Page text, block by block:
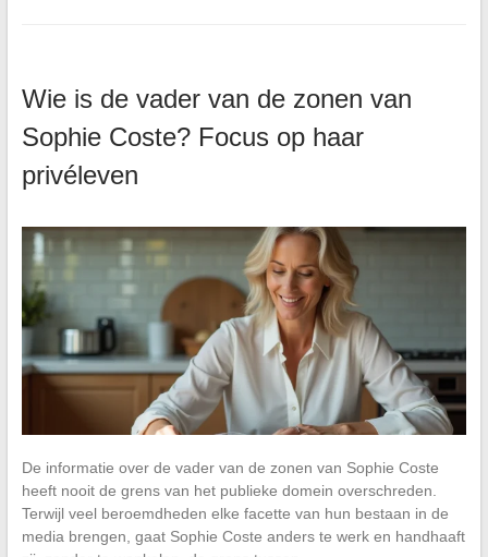
Wie is de vader van de zonen van
Sophie Coste? Focus op haar
privéleven
De informatie over de vader van de zonen van Sophie Coste
heeft nooit de grens van het publieke domein overschreden.
Terwijl veel beroemdheden elke facette van hun bestaan in de
media brengen, gaat Sophie Coste anders te werk en handhaaft